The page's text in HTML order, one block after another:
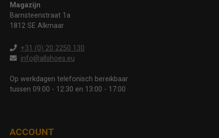
Magazijn
Barnsteenstraat 1a
1812 SE Alkmaar
+31 (0) 20 2250 130
info@allshoes.eu
Op werkdagen telefonisch bereikbaar
tussen 09:00 - 12:30 en 13:00 - 17:00
ACCOUNT